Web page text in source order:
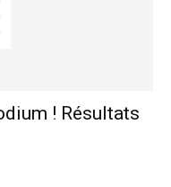
! Résultats